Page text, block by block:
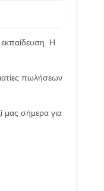
Η
πωλήσεων
μας σήμερα για